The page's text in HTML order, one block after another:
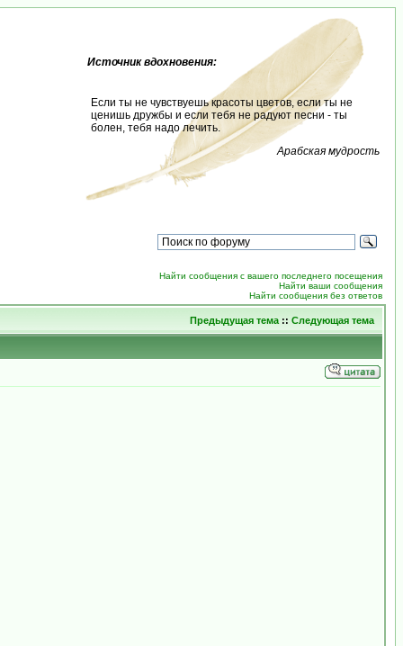
Источник вдохновения:
Если ты не чувствуешь красоты цветов, если ты не
ценишь дружбы и если тебя не радуют песни - ты
болен, тебя надо лечить.
Арабская мудрость
Найти сообщения с вашего последнего посещения
Найти ваши сообщения
Найти сообщения без ответов
Предыдущая тема :: Следующая тема